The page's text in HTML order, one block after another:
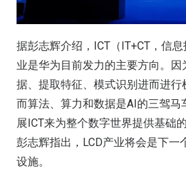
据彭志辉介绍，ICT（IT+CT，信
业是华为目前发力的主要方向。
据、提取特征、模式识别进而进行
而算法、算力和数据是AI的三驾马
展ICT来为整个数字世界提供基础
彭志辉指出，LCD产业将会是下一
设施。